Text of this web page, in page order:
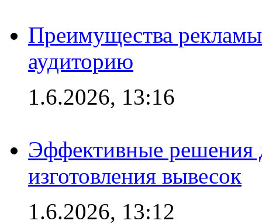
Преимущества
аудиторию
1.6.2026, 13:16
Эффективные решения
изготовления вывесок
1.6.2026, 13:12